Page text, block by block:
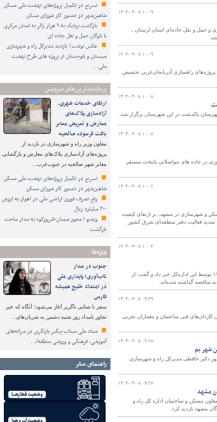
تسریع در تکمیل پروژه‌های نهضت ملی مسکن
شاهین‌شهر در دستور کار شورای مسکن
بازگشت نزدیک به ۹ هزار زائر به استان مرکزی
با ناوگان حمل و نقل جاده ای
عکس نوشت| بازدید مدیرکل راه و شهرسازی
سیستان و بلوچستان از پروژه های طرح نهضت
ملی…
پربازدیدترین‌های سرویس
ارتقای خدمات شهری،
آزادسازی پلاک‌های
معارض و تعریض معابر
بافت فرسوده صالحیه
معاون وزیر راه و شهرسازی در بازدید از
پروژه‌های آزادسازی پلاک‌های معارض و بازگشایی
معابر شهر صالحیه در جنوب‌غرب…
تسریع در تکمیل پروژه‌های نهضت ملی مسکن
شاهین‌شهر در دستور کار شورای مسکن
رفع تصرف فوری اراضی ملی در اهواز به ارزش
۳۰۰ میلیارد ریال
ویدیو ا محور سمنان-فیروزکوه به مدار ساخت
بازگشت
ویژه‌ها
جنوب در مدار
تاب‌آوری؛ پایداری ملی
در امتداد خلیج همیشه
فارس
سفر با شتابی ناگزیر آغاز می‌شود؛ آنگاه که خبر
تجاوز بامداد روز شنبه دشمن به شریان‌های…
ستاد ملی میناب پیگیر بازنگری در سرانه‌های
آموزشی، فرهنگی و ورزشی منطقه/…
راهنمای سفر
۱۴۰۴-۰۳-۰۸ ۱۰:۰۹
و حمل و نقل جاده‌ای استان لرستان ،
۱۴۰۴-۰۳-۰۸ ۱۰:۰۹
آذربایجان‌غربی گفت: ۴۰ هزار میلیارد ریال اعتبار برای ۵ طرح از پروژه‌های راهسازی آذربایجان‌غربی تخصیص
۱۴۰۴-۰۳-۰۸ ۱۰:۰۸
پاکدشت در این شهرستان برگزار شد.
۱۴۰۴-۰۳-۰۸ ۱۰:۰۷
در جاده های مواصلاتی پایتخت مستقر
۱۴۰۴-۰۳-۰۸ ۱۰:۰۶
و شهرسازی در مشهد، بر ارتقای کیفیت
فعالیت دفتر منطقه‌ای شرق کشور
۱۴۰۴-۰۳-۰۸ ۱۰:۰۴
مدیرکل راه و شهرسازی جنوب کرمان، از برگزاری ۱۷ مناقصه در دو ماه نخست سال ۱۴۰۴ توسط این اداره‌کل خبر داد و گفت: از
۱۴۰۴-۰۳-۰۸ ۰۹:۲۹
فنی ساختمان و معماران تجربی
۱۴۰۴-۰۳-۰۸ ۰۹:۲۸
با حضور دکتر حافظی مدیرکل راه و شهرسازی
۱۴۰۴-۰۳-۰۸ ۰۹:۲۷
مشهد
مسکن و ساختمان اداره کل راه و
مشهد بازدید کرد.